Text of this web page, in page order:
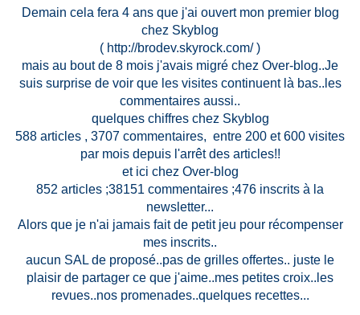
Demain cela fera 4 ans que j'ai ouvert mon premier blog
chez Skyblog
( http://brodev.skyrock.com/ )
mais au bout de 8 mois j'avais migré chez Over-blog..Je
suis surprise de voir que les visites continuent là bas..les
commentaires aussi..
quelques chiffres chez Skyblog
588 articles , 3707 commentaires, entre 200 et 600 visites
par mois depuis l'arrêt des articles!!
et ici chez Over-blog
852 articles ;38151 commentaires ;476 inscrits à la
newsletter...
Alors que je n'ai jamais fait de petit jeu pour récompenser
mes inscrits..
aucun SAL de proposé..pas de grilles offertes.. juste le
plaisir de partager ce que j'aime..mes petites croix..les
revues..nos promenades..quelques recettes...